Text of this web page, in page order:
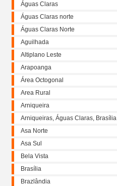
Águas Claras
Águas Claras norte
Águas Claras Norte
Aguilhada
Altiplano Leste
Arapoanga
Área Octogonal
Area Rural
Arniqueira
Arniqueiras, Águas Claras, Brasília
Asa Norte
Asa Sul
Bela Vista
Brasília
Brazlândia